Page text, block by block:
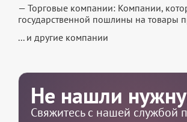
— Торговые компании: Компании,
государственной пошлины на
... и другие компании
Не нашли
Свяжитесь с нашей службой